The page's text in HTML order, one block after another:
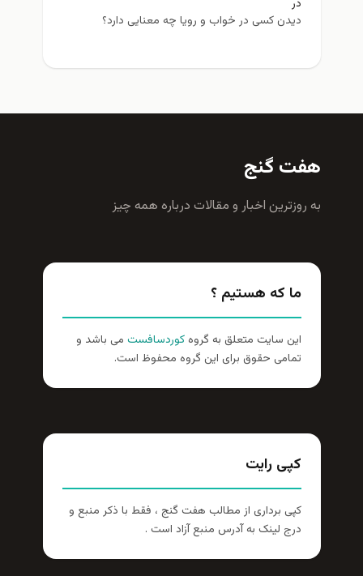
در
دیدن کسی در خواب و رویا چه معنایی دارد؟
هفت گنج
به روزترين اخبار و مقالات درباره همه چيز
ما که هستیم ؟
این سایت متعلق به گروهکوردسافست می باشد و
تمامی حقوق برای این گروه محفوظ است.
کپی رایت
کپی برداری از مطالب هفت گنج ، فقط با ذکر منبع و
درج لینک به آدرس منبع آزاد است .